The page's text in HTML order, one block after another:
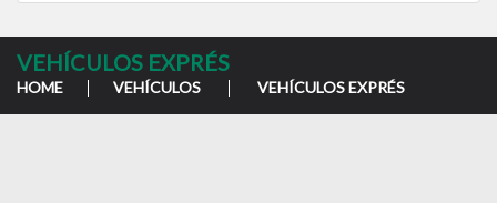
VEHÍCULOS EXPRÉS
HOME VEHÍCULOS VEHÍCULOS EXPRÉS